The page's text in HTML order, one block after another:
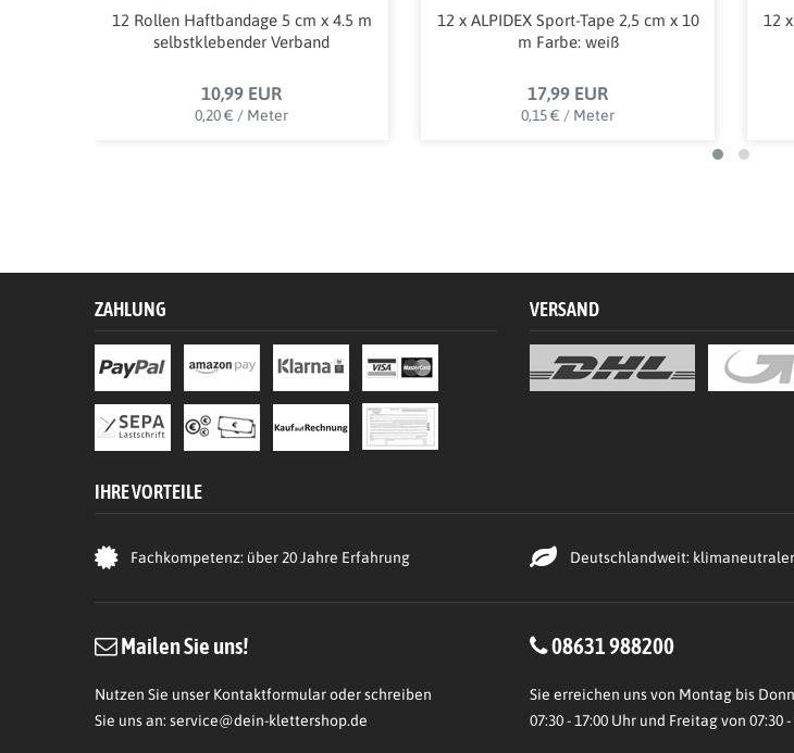
12 Rollen Haftbandage 5 cm x 4.5 m
selbstklebender Verband
10,99 EUR
0,20 € / Meter
12 x ALPIDEX Sport-Tape 2,5 cm x 10
m Farbe: weiß
17,99 EUR
0,15 € / Meter
12
ZAHLUNG VERSAND
IHRE VORTEILE
Fachkompetenz: über 20 Jahre Erfahrung Deutschlandweit:
Mailen Sie uns!
Nutzen Sie unser Kontaktformular oder schreiben
Sie uns an: service@dein-klettershop.de
08631 988200
Sie erreichen uns von Montag bis
07:30 - 17:00 Uhr und Freitag von 07:30 -